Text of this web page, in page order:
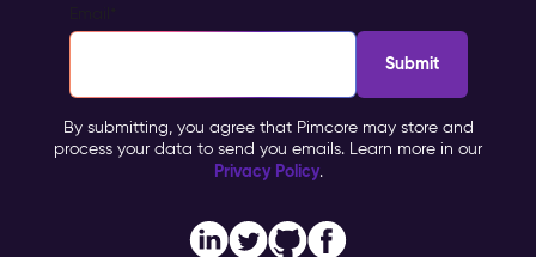
By submitting, you agree that Pimcore may store and
process your data to send you emails. Learn more in our
Privacy Policy.